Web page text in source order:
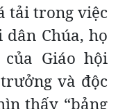
tải trong việc
Chúa, họ
Giáo hội
và độc
thấy “bảng